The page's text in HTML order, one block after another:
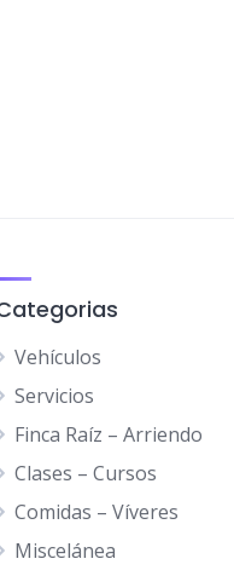
Vehículos
Servicios
Finca Raíz – Arriendo
Clases – Cursos
Comidas – Víveres
Miscelánea